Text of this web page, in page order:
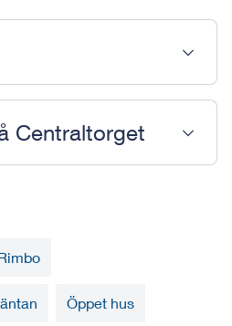
Centraltorget
Öppet hus